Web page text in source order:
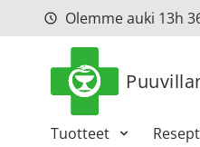
Siirry sisältöönOlemme auki 13h
Tuotteet